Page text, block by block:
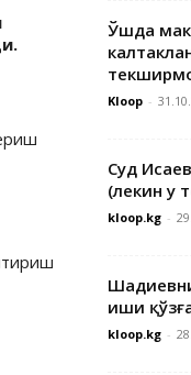
Ўшда
Kloop -
Суд
(лекин у
kloop.kg -
иши
kloop.kg -